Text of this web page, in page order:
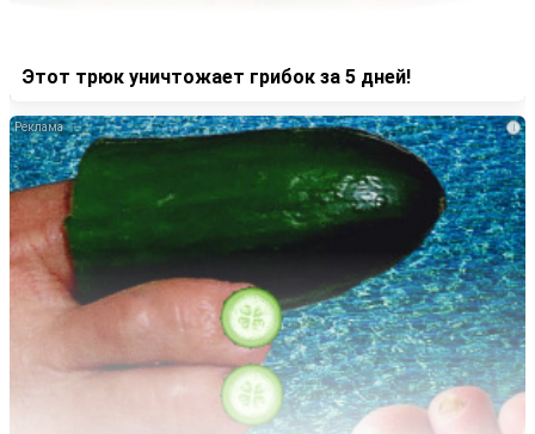
Этот трюк уничтожает грибок за 5 дней!
i